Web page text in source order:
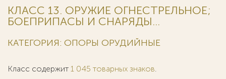
КЛАСС 13. ОРУЖИЕ ОГНЕСТРЕЛЬНОЕ;
БОЕПРИПАСЫ И СНАРЯДЫ...
КАТЕГОРИЯ: ОПОРЫ ОРУДИЙНЫЕ
Класс содержит 1 045 товарных знаков.